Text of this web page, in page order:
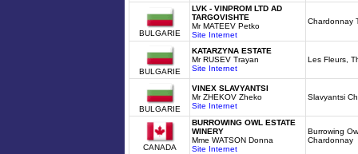
BULGARIE
LVK - VINPROM LTD AD
TARGOVISHTE
Mr MATEEV Petko
Site Internet
Chardonnay
BULGARIE
KATARZYNA ESTATE
Mr RUSEV Trayan
Site Internet
Les Fleurs,
BULGARIE
VINEX SLAVYANTSI
Mr ZHEKOV Zheko
Site Internet
Slavyantsi
CANADA
BURROWING OWL ESTATE
WINERY
Mme WATSON Donna
Site Internet
Burrowing
Chardonnay